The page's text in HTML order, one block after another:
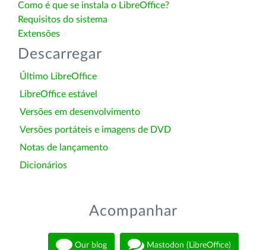
Como é que se instala o LibreOffice?
Requisitos do sistema
Extensões
Descarregar
Último LibreOffice
LibreOffice estável
Versões em desenvolvimento
Versões portáteis e imagens de DVD
Notas de lançamento
Dicionários
Acompanhar
Our blog Mastodon (LibreOffice)